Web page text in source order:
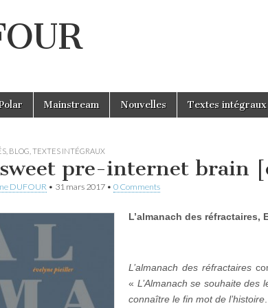
Mainstream Nouvelles Textes intégraux
BLOG TEXTES INTÉGRAUX
pre-internet brain
DUFOUR • 31 mars 2017 • 0 Comments
L’almanach des réfractaires,
L’almanach des réfractaires
« L’Almanach se souhaite des
connaître le fin mot de l’histoire